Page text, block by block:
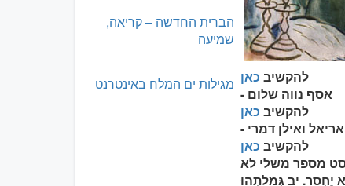
להקשיב כאן
- אסף נווה שלום
להקשיב כאן
ואילן דמרי
להקשיב כאן
יֶחְסָר. יב גְּמָלַתְהוּ
הברית החדשה – קריאה,
שמיעה
מגילות ים המלח באינטרנט